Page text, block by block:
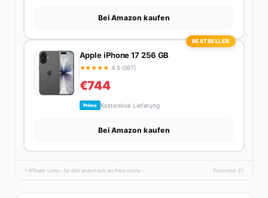
Bei Amazon kaufen
BESTSELLER
Apple iPhone 17 256 GB
★★★★★ 4.5 (597)
€744
Prime Kostenlose Lieferung
Bei Amazon kaufen
* Affiliate-Links – für dich ändert sich am Preis nichts. fhmonline-21